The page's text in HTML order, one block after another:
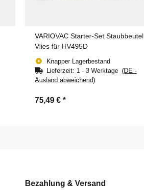
VARIOVAC Starter-Set Staubbeutel
Vlies für HV495D
Knapper Lagerbestand
Lieferzeit: 1 - 3 Werktage(DE -
Ausland abweichend)
75,49 € *
Bezahlung & Versand